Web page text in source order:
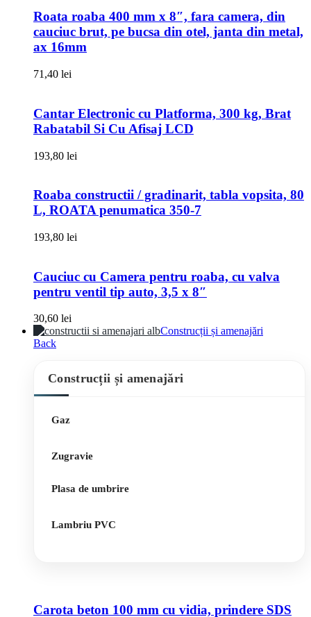
Roata roaba 400 mm x 8″, fara camera, din
cauciuc brut, pe bucsa din otel, janta din metal,
ax 16mm
71,40 lei
Cantar Electronic cu Platforma, 300 kg, Brat
Rabatabil Si Cu Afisaj LCD
193,80 lei
Roaba constructii / gradinarit, tabla vopsita, 80
L, ROATA penumatica 350-7
193,80 lei
Cauciuc cu Camera pentru roaba, cu valva
pentru ventil tip auto, 3,5 x 8″
30,60 lei
Construcții și amenajări
Back
Construcții și amenajări
Gaz
Zugravie
Plasa de umbrire
Lambriu PVC
Carota beton 100 mm cu vidia, prindere SDS